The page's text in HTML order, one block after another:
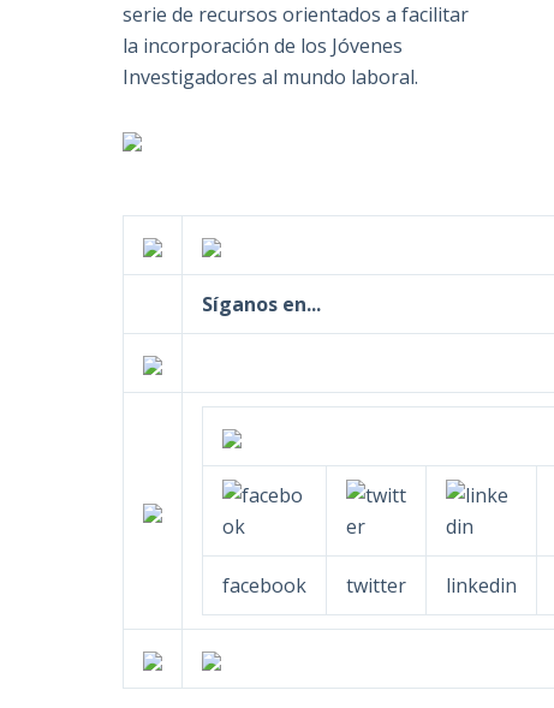
serie de recursos orientados a facilitar
la incorporación de los Jóvenes
Investigadores al mundo laboral.
Síganos en...
facebook twitter linkedin